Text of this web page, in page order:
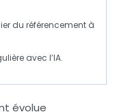
du référencement à
avec l’IA.
évolue